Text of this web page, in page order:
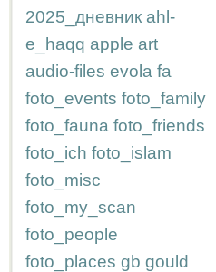
2025_дневник ahl-
e_haqq apple art
audio-files evola fa
foto_events foto_family
foto_fauna foto_friends
foto_ich foto_islam
foto_misc
foto_my_scan
foto_people
foto_places gb gould